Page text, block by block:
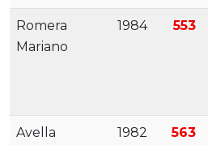
Romera
Mariano
1984 553
Avella
1982 563